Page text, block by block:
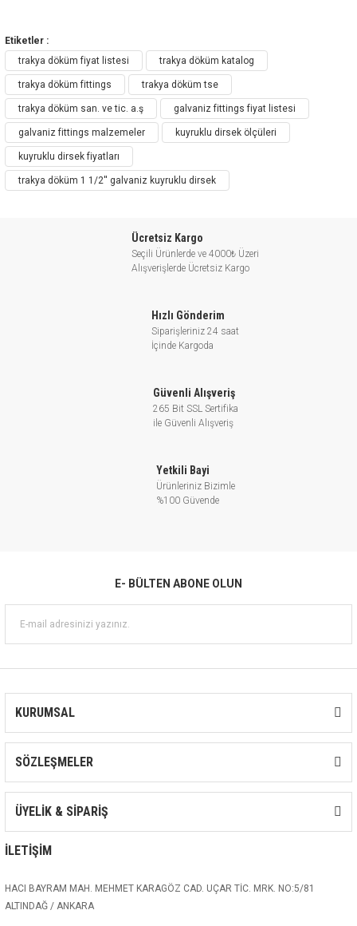
Yorum Yaz
Etiketler :
trakya döküm fiyat listesi
trakya döküm katalog
trakya döküm fittings trakya döküm tse
trakya döküm san. ve tic. a.ş galvaniz fittings fiyat listesi
galvaniz fittings malzemeler kuyruklu dirsek ölçüleri
kuyruklu dirsek fiyatları
trakya döküm 1 1/2'' galvaniz kuyruklu dirsek
Ücretsiz Kargo
Seçili Ürünlerde ve 4000₺ Üzeri
Alışverişlerde Ücretsiz Kargo
Hızlı Gönderim
Siparişleriniz 24 saat
İçinde Kargoda
Güvenli Alışveriş
265 Bit SSL Sertifika
ile Güvenli Alışveriş
Yetkili Bayi
Ürünleriniz Bizimle
%100 Güvende
E- BÜLTEN ABONE OLUN
KURUMSAL
SÖZLEŞMELER
ÜYELİK & SİPARİŞ
İLETİŞİM
HACI BAYRAM MAH. MEHMET KARAGÖZ CAD. UÇAR TİC. MRK. NO:5/81
ALTINDAĞ / ANKARA